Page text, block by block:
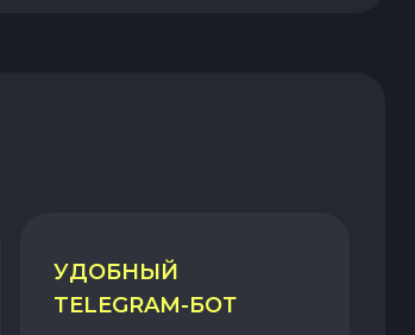
УДОБНЫЙ
TELEGRAM-БОТ